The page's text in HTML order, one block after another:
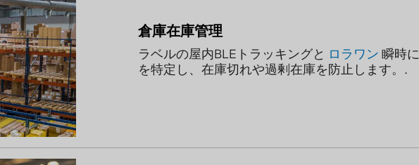
倉庫在庫管理
ラベルの屋内BLEトラッキングと ロラワン 瞬時
を特定し、在庫切れや過剰在庫を防止します。.